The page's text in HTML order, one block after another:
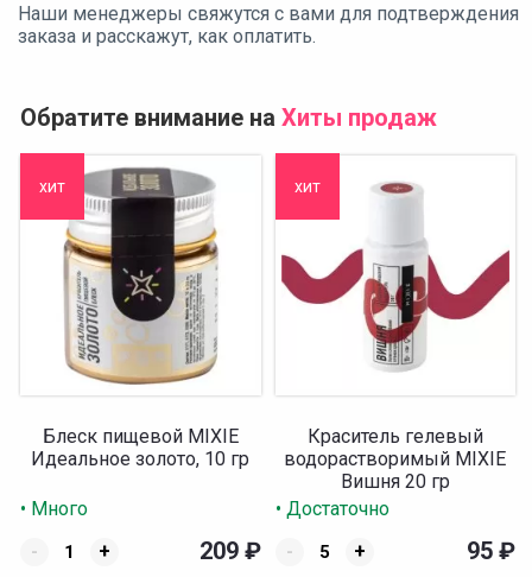
Наши менеджеры свяжутся с вами для подтверждения
заказа и расскажут, как оплатить.
Обратите внимание на Хиты продаж
хит
Блеск пищевой MIXIE
Идеальное золото, 10 гр
• Много
-
+ 209 ₽
хит
Краситель гелевый
водорастворимый MIXIE
Вишня 20 гр
• Достаточно
-
+ 95 ₽